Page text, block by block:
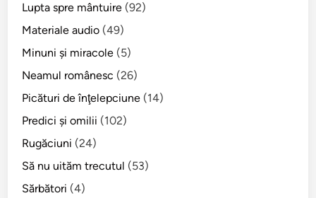
Lupta spre mântuire (92)
Materiale audio (49)
Minuni şi miracole (5)
Neamul românesc (26)
Picături de înţelepciune (14)
Predici şi omilii (102)
Rugăciuni (24)
Să nu uităm trecutul (53)
Sărbători (4)